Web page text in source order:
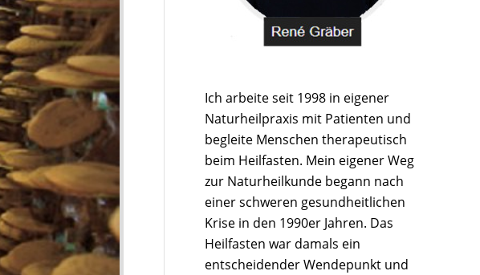
Ich arbeite seit 1998 in eigener
Naturheilpraxis mit Patienten und
begleite Menschen therapeutisch
beim Heilfasten. Mein eigener Weg
zur Naturheilkunde begann nach
einer schweren gesundheitlichen
Krise in den 1990er Jahren. Das
Heilfasten war damals ein
entscheidender Wendepunkt und